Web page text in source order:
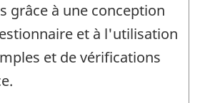
grâce à une conception
et à l'utilisation
et de vérifications